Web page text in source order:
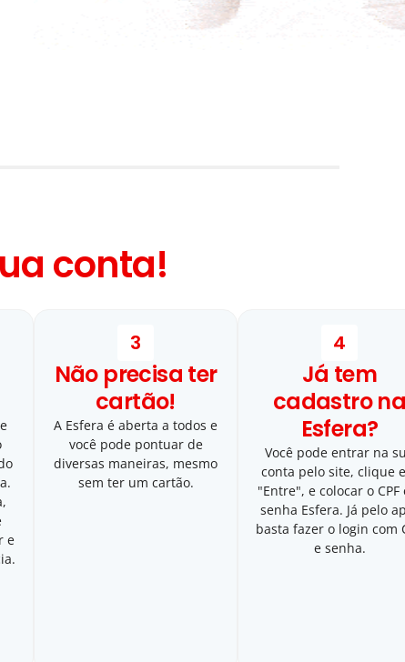
conta!
e
3
Não precisa ter
cartão!
A Esfera é aberta a todos e
você pode pontuar de
diversas maneiras, mesmo
sem ter um cartão.
4
Já tem
cadastro na
Esfera?
Você pode entrar na
conta pelo site, clique
"Entre", e colocar o CPF
senha Esfera. Já pelo
basta fazer o login com
e senha.